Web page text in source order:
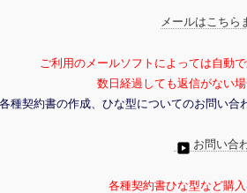
メールはこちら
ご利用のメールソフトによっては自動
数日経過しても返信がない
各種契約書の作成、ひな型についてのお問い
お問い合
各種契約書ひな型など購